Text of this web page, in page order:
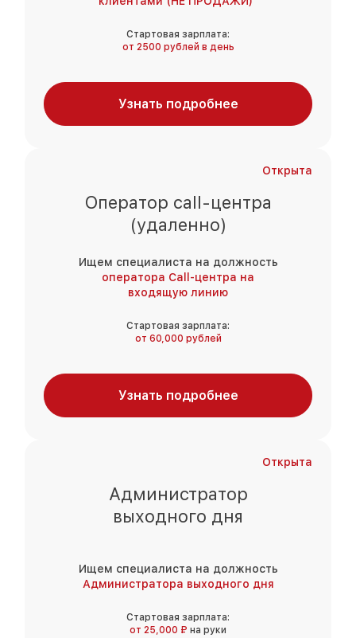
Стартовая зарплата:
от 2500 рублей в день
Узнать подробнее
Открыта
Оператор call-центра
(удаленно)
Ищем специалиста на должность
оператора Call-центра на
входящую линию
Стартовая зарплата:
от 60,000 рублей
Узнать подробнее
Открыта
Администратор
выходного дня
Ищем специалиста на должность
Администратора выходного дня
Стартовая зарплата:
от 25,000 ₽ на руки